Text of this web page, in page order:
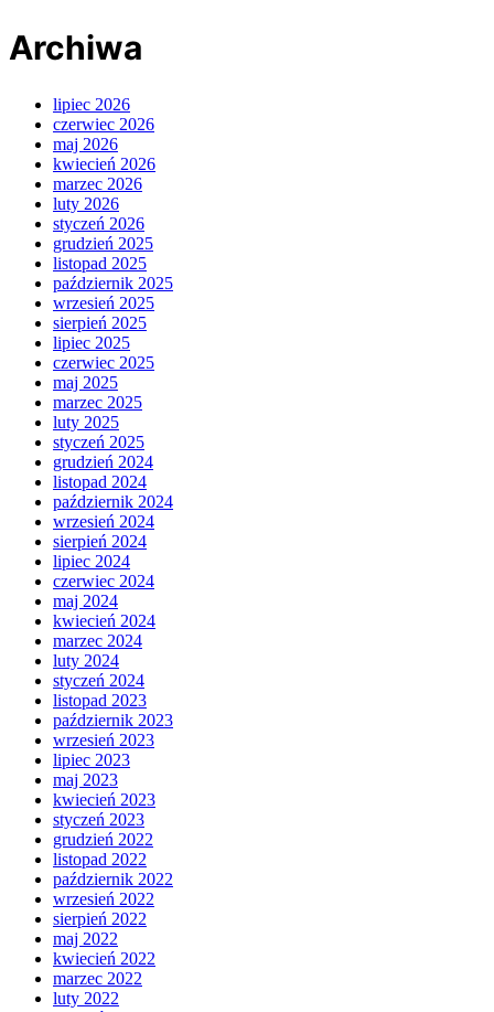
Archiwa
lipiec 2026
czerwiec 2026
maj 2026
kwiecień 2026
marzec 2026
luty 2026
styczeń 2026
grudzień 2025
listopad 2025
październik 2025
wrzesień 2025
sierpień 2025
lipiec 2025
czerwiec 2025
maj 2025
marzec 2025
luty 2025
styczeń 2025
grudzień 2024
listopad 2024
październik 2024
wrzesień 2024
sierpień 2024
lipiec 2024
czerwiec 2024
maj 2024
kwiecień 2024
marzec 2024
luty 2024
styczeń 2024
listopad 2023
październik 2023
wrzesień 2023
lipiec 2023
maj 2023
kwiecień 2023
styczeń 2023
grudzień 2022
listopad 2022
październik 2022
wrzesień 2022
sierpień 2022
maj 2022
kwiecień 2022
marzec 2022
luty 2022